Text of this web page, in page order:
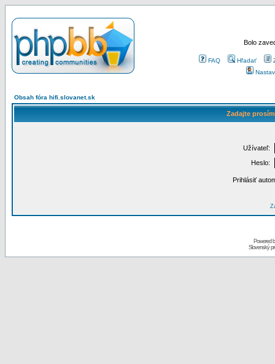
Bolo
FAQ Hľadať
Obsah fóra hifi.slovanet.sk
Zadajte
Užívateľ:
Heslo:
Prihlásiť
Powered
Slovenský